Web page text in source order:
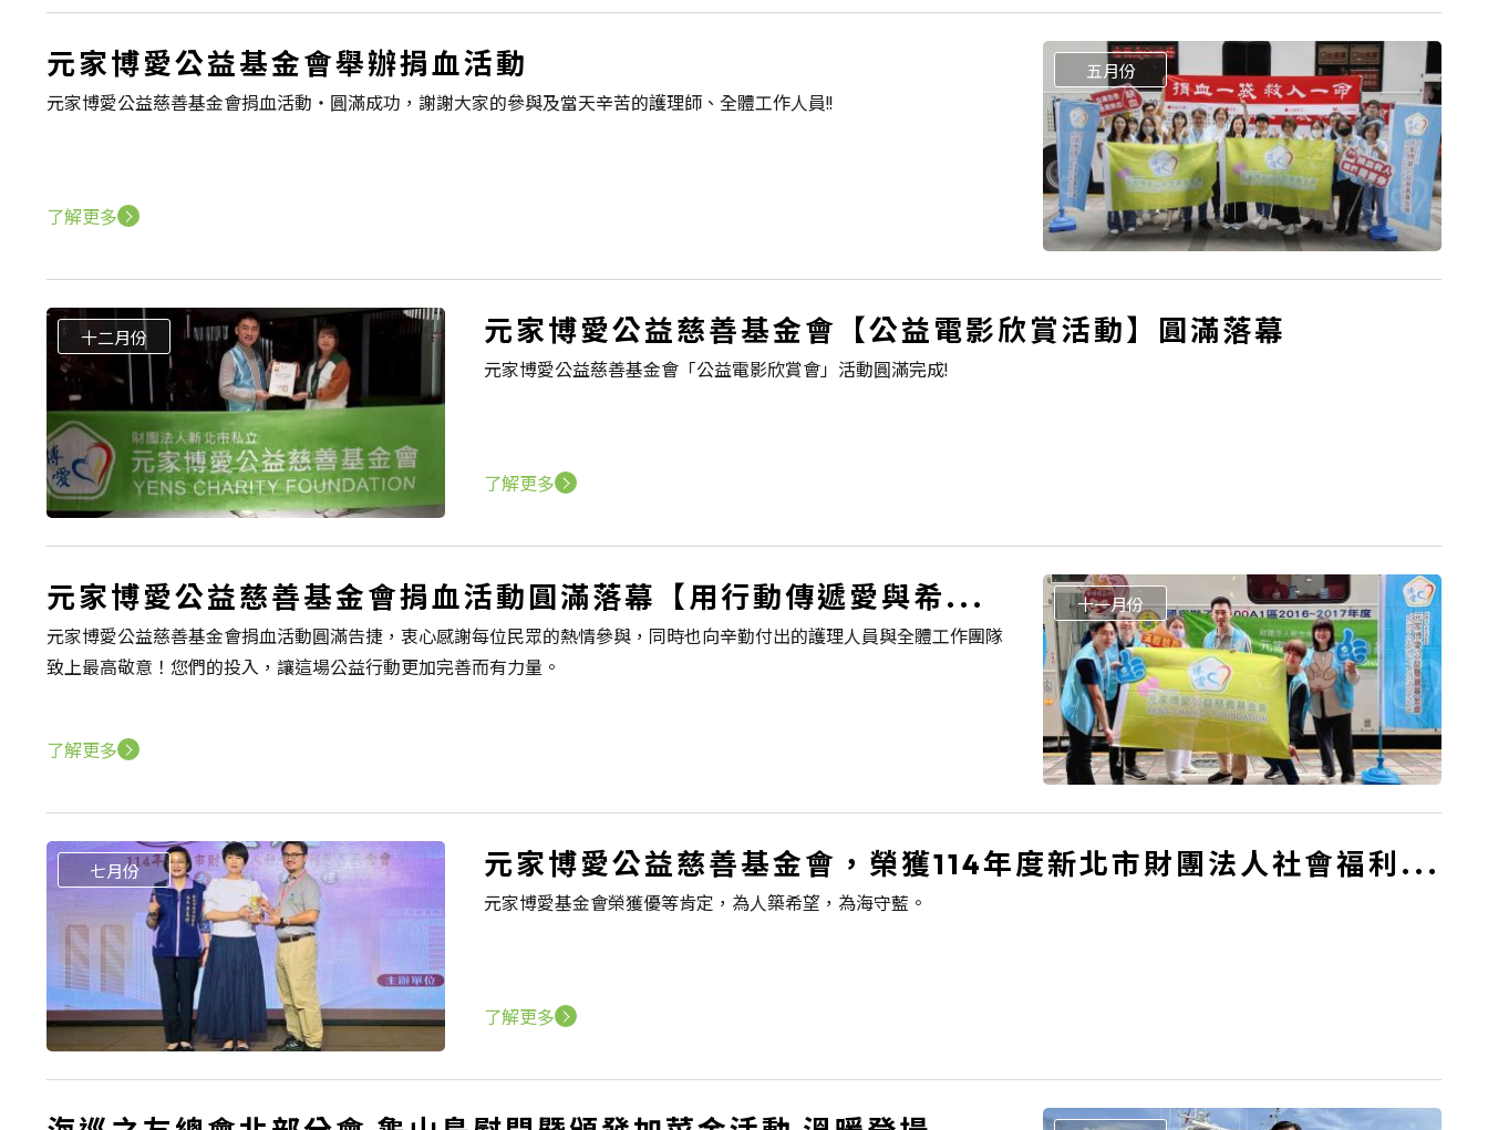
五月份
元家博愛公益基金會舉辦捐血活動
元家博愛公益慈善基金會捐血活動‧圓滿成功，謝謝大家的參與及當天辛苦的護理師、全體工作人員!!
了解更多
十二月份 元家博愛公益慈善基金會【公益電影欣賞活動】圓滿落幕
元家博愛公益慈善基金會「公益電影欣賞會」活動圓滿完成!
了解更多
十一月份
元家博愛公益慈善基金會捐血活動圓滿落幕【用行動傳遞愛與希...
元家博愛公益慈善基金會捐血活動圓滿告捷，衷心感謝每位民眾的熱情參與，同時也向辛勤付出的護理人員與全體工作團隊
致上最高敬意！您們的投入，讓這場公益行動更加完善而有力量。
了解更多
七月份 元家博愛公益慈善基金會，榮獲114年度新北市財團法人社會福利...
元家博愛基金會榮獲優等肯定，為人築希望，為海守藍。
了解更多